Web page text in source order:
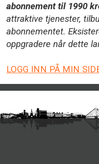
abonnement til 1990
attraktive tjenester,
abonnementet.
oppgradere når dette
LOGG INN PÅ MIN